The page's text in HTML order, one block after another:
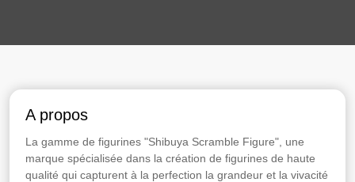
A propos
La gamme de figurines "Shibuya Scramble Figure", une
marque spécialisée dans la création de figurines de haute
qualité qui capturent à la perfection la grandeur et la vivacité